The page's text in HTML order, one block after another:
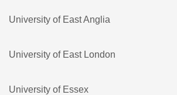
University of East Anglia
University of East London
University of Essex